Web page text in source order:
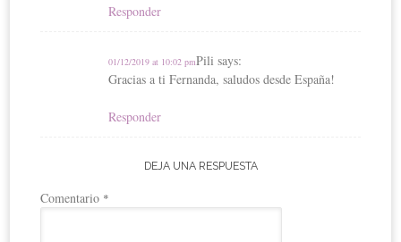
Responder
Pili says:
01/12/2019 at 10:02 pm
Gracias a ti Fernanda, saludos desde España!
Responder
DEJA UNA RESPUESTA
Comentario *